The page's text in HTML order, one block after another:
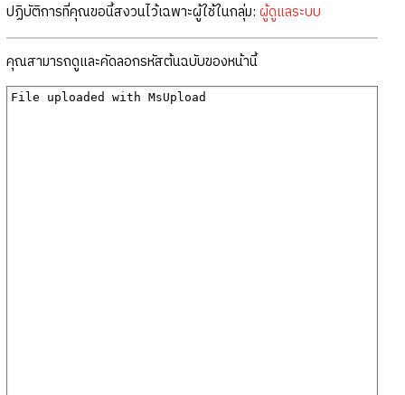
ปฏิบัติการที่คุณขอนี้สงวนไว้เฉพาะผู้ใช้ในกลุ่ม: ผู้ดูแลระบบ
คุณสามารถดูและคัดลอกรหัสต้นฉบับของหน้านี้